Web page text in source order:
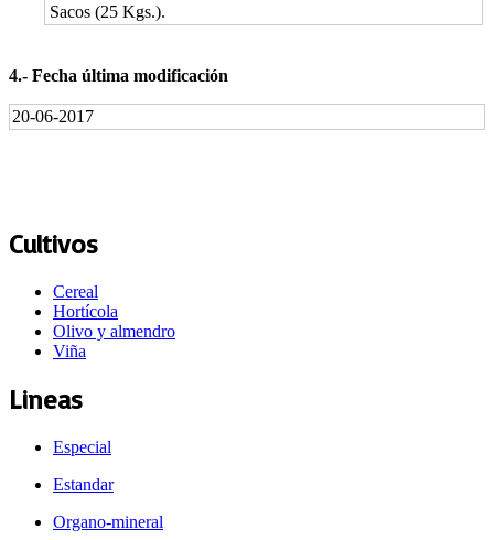
Sacos (25 Kgs.).
4.‐ Fecha última modificación
20-06-2017
Cultivos
Cereal
Hortícola
Olivo y almendro
Viña
Lineas
Especial
Estandar
Organo-mineral